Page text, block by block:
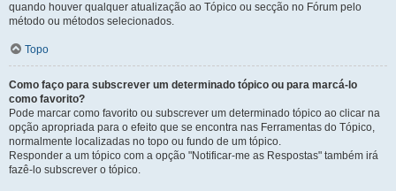
quando houver qualquer atualização ao Tópico ou secção no Fórum pelo
método ou métodos selecionados.
Topo
Como faço para subscrever um determinado tópico ou para marcá-lo
como favorito?
Pode marcar como favorito ou subscrever um determinado tópico ao clicar na
opção apropriada para o efeito que se encontra nas Ferramentas do Tópico,
normalmente localizadas no topo ou fundo de um tópico.
Responder a um tópico com a opção "Notificar-me as Respostas" também irá
fazê-lo subscrever o tópico.